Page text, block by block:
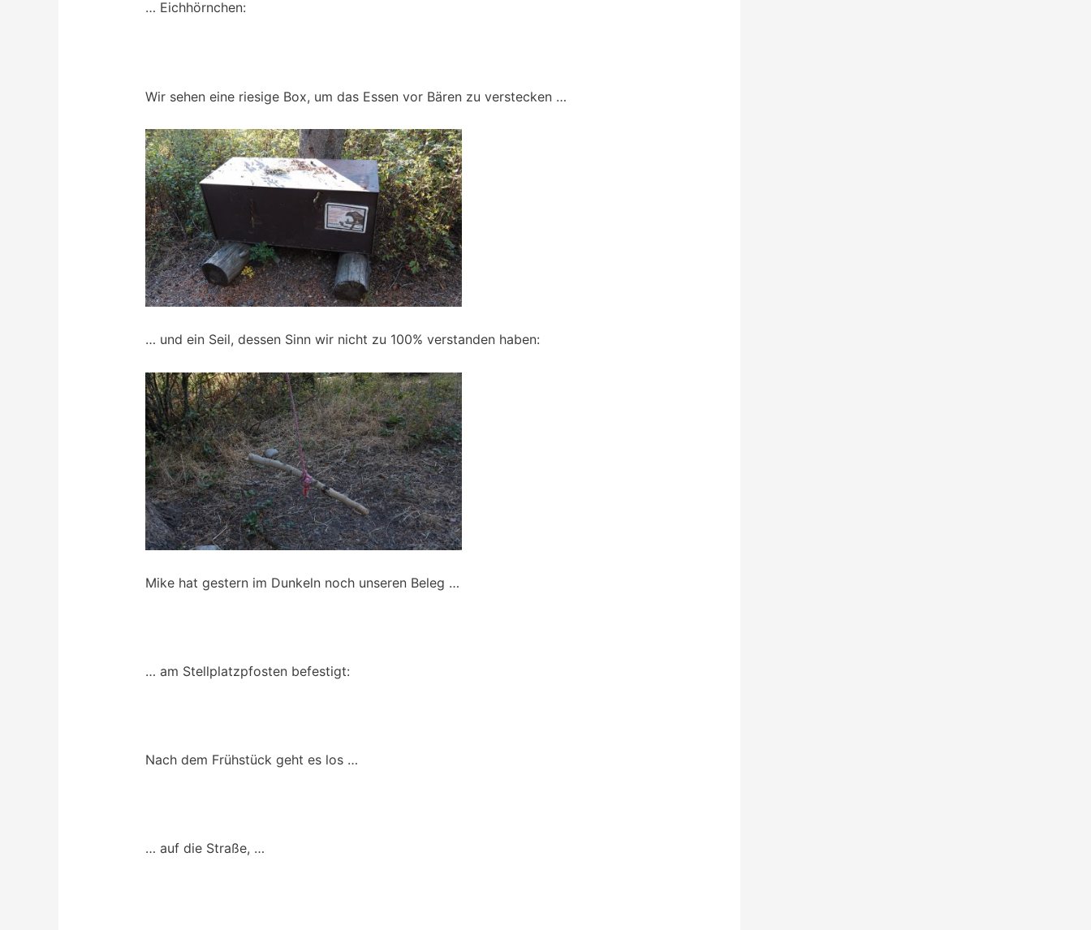
… Eichhörnchen:
Wir sehen eine riesige Box, um das Essen vor Bären zu verstecken …
… und ein Seil, dessen Sinn wir nicht zu 100% verstanden haben:
Mike hat gestern im Dunkeln noch unseren Beleg …
… am Stellplatzpfosten befestigt:
Nach dem Frühstück geht es los …
… auf die Straße, …